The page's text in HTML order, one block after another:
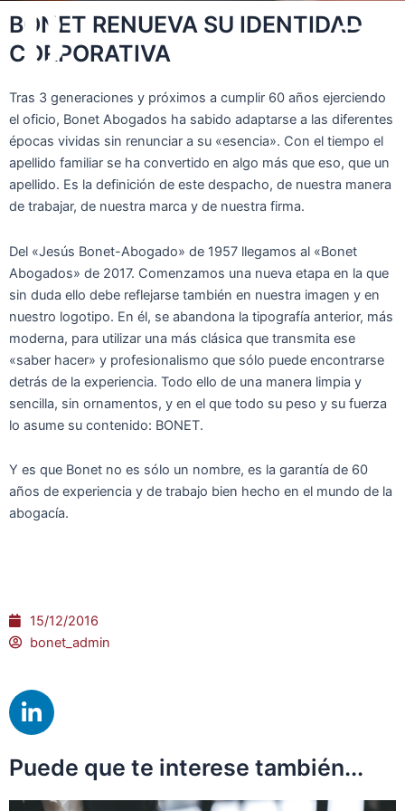
contenido
Main
BONET RENUEVA SU IDENTIDAD
CORPORATIVA
Tras 3 generaciones y próximos a cumplir 60 años ejerciendo
el oficio, Bonet Abogados ha sabido adaptarse a las diferentes
épocas vividas sin renunciar a su «esencia». Con el tiempo el
apellido familiar se ha convertido en algo más que eso, que un
apellido. Es la definición de este despacho, de nuestra manera
de trabajar, de nuestra marca y de nuestra firma.
Del «Jesús Bonet-Abogado» de 1957 llegamos al «Bonet
Abogados» de 2017. Comenzamos una nueva etapa en la que
sin duda ello debe reflejarse también en nuestra imagen y en
nuestro logotipo. En él, se abandona la tipografía anterior, más
moderna, para utilizar una más clásica que transmita ese
«saber hacer» y profesionalismo que sólo puede encontrarse
detrás de la experiencia. Todo ello de una manera limpia y
sencilla, sin ornamentos, y en el que todo su peso y su fuerza
lo asume su contenido: BONET.
Y es que Bonet no es sólo un nombre, es la garantía de 60
años de experiencia y de trabajo bien hecho en el mundo de la
abogacía.
15/12/2016
bonet_admin
L
i
k
Puede que te interese también...